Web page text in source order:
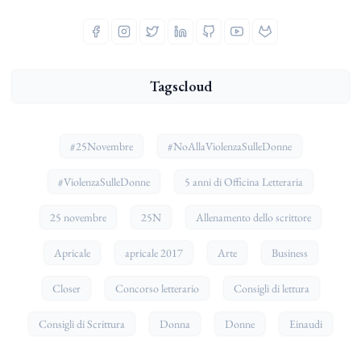
Tagscloud
#25Novembre #NoAllaViolenzaSulleDonne
#ViolenzaSulleDonne 5 anni di Officina Letteraria
25 novembre 25N Allenamento dello scrittore
Apricale apricale 2017 Arte Business
Closer Concorso letterario Consigli di lettura
Consigli di Scrittura Donna Donne Einaudi